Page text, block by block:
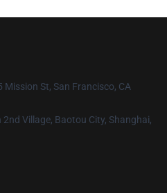
Mission St, San Francisco, CA
2nd Village, Baotou City, Shanghai,